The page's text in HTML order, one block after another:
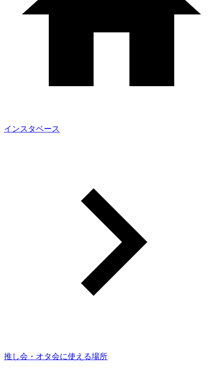
インスタベース
推し会・オタ会に使える場所